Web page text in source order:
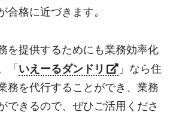
合格に近づきます。
を提供するためにも業務効率化
「 いえーるダンドリ
」なら住
務を代行することができ、業務
できるので、ぜひご活用くださ